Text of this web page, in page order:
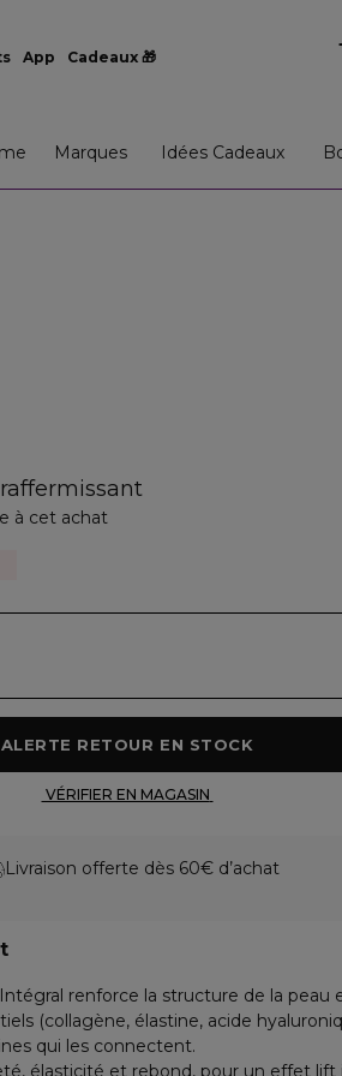
App Cadeaux 🎁
Marques Idées Cadeaux
à cet achat
Livraison offerte dès 60€ d’achat
renforce la structure de la peau
(collagène, élastine, acide
qui les connectent.
élasticité et rebond, pour un effet lift